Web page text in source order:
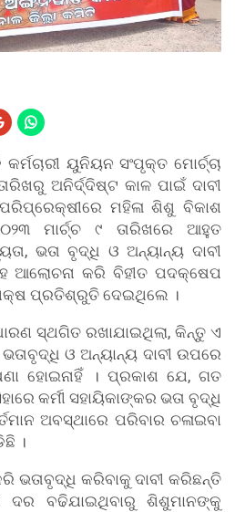
ୟୁନିୟନ ସଂପୃକ୍ତ ମୋର୍ଚ୍ଚା
ଅନିର୍ଦ୍ଦିଷ୍ଟ କାଳ ପାଇଁ ଦାବୀ
ମହିଳା ଶିଶୁ ବିକାଶ
ମାର୍ଚ୍ଚ ୯ ତାରିଖରେ ଆହୁତ
ଭତା ବୃଦ୍ଧି ଓ ଅନ୍ୟାନ୍ୟ ଦାବୀ
ଆଲୋଚନା କରି ବିହୀତ ପଦକ୍ଷେପ
ପ୍ରତିଶ୍ରୁତି ଦେଇଥିଲେ ।
ସ୍ଥଗିତ ରଖାଯାଇଥିଲା, କିନ୍ତୁ ଏ
ଭତାବୃଦ୍ଧି ଓ ଅନ୍ୟାନ୍ୟ ଦାବୀ ଉପରେ
ହୋଇନାହିଁ । ପ୍ରକାଶ ଯେ, ଗତ
କର୍ମୀ ସହାୟିକାଙ୍କର ଭତା ବୃଦ୍ଧି
ଅବସ୍ଥାରେ ପରିବାର ଚଳାଇବା
।
ଭତାବୃଦ୍ଧି କରିବାକୁ ଦାବୀ କରିଛନ୍ତି
ଦର ବଢିଯାଇଥିବାରୁ ଶିଶୁମାନଙ୍କୁ